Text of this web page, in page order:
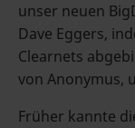
unser neuen
Dave Eggers,
Clearnets
von Anonymus,
Früher kannte